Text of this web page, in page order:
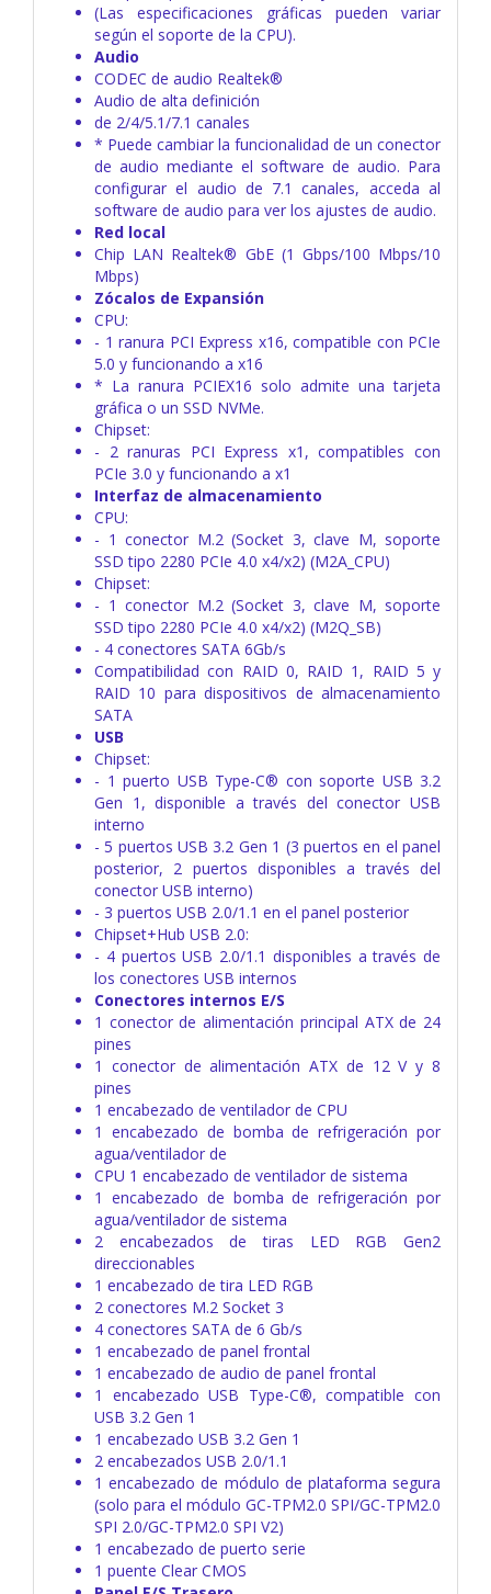
(Las especificaciones gráficas pueden variar
según el soporte de la CPU).
Audio
CODEC de audio Realtek®
Audio de alta definición
de 2/4/5.1/7.1 canales
* Puede cambiar la funcionalidad de un conector
de audio mediante el software de audio. Para
configurar el audio de 7.1 canales, acceda al
software de audio para ver los ajustes de audio.
Red local
Chip LAN Realtek® GbE (1 Gbps/100 Mbps/10
Mbps)
Zócalos de Expansión
CPU:
- 1 ranura PCI Express x16, compatible con PCIe
5.0 y funcionando a x16
* La ranura PCIEX16 solo admite una tarjeta
gráfica o un SSD NVMe.
Chipset:
- 2 ranuras PCI Express x1, compatibles con
PCIe 3.0 y funcionando a x1
Interfaz de almacenamiento
CPU:
- 1 conector M.2 (Socket 3, clave M, soporte
SSD tipo 2280 PCIe 4.0 x4/x2) (M2A_CPU)
Chipset:
- 1 conector M.2 (Socket 3, clave M, soporte
SSD tipo 2280 PCIe 4.0 x4/x2) (M2Q_SB)
- 4 conectores SATA 6Gb/s
Compatibilidad con RAID 0, RAID 1, RAID 5 y
RAID 10 para dispositivos de almacenamiento
SATA
USB
Chipset:
- 1 puerto USB Type-C® con soporte USB 3.2
Gen 1, disponible a través del conector USB
interno
- 5 puertos USB 3.2 Gen 1 (3 puertos en el panel
posterior, 2 puertos disponibles a través del
conector USB interno)
- 3 puertos USB 2.0/1.1 en el panel posterior
Chipset+Hub USB 2.0:
- 4 puertos USB 2.0/1.1 disponibles a través de
los conectores USB internos
Conectores internos E/S
1 conector de alimentación principal ATX de 24
pines
1 conector de alimentación ATX de 12 V y 8
pines
1 encabezado de ventilador de CPU
1 encabezado de bomba de refrigeración por
agua/ventilador de
CPU 1 encabezado de ventilador de sistema
1 encabezado de bomba de refrigeración por
agua/ventilador de sistema
2 encabezados de tiras LED RGB Gen2
direccionables
1 encabezado de tira LED RGB
2 conectores M.2 Socket 3
4 conectores SATA de 6 Gb/s
1 encabezado de panel frontal
1 encabezado de audio de panel frontal
1 encabezado USB Type-C®, compatible con
USB 3.2 Gen 1
1 encabezado USB 3.2 Gen 1
2 encabezados USB 2.0/1.1
1 encabezado de módulo de plataforma segura
(solo para el módulo GC-TPM2.0 SPI/GC-TPM2.0
SPI 2.0/GC-TPM2.0 SPI V2)
1 encabezado de puerto serie
1 puente Clear CMOS